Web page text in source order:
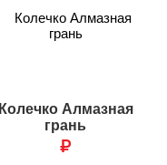
Колечко Алмазная
грань
₽